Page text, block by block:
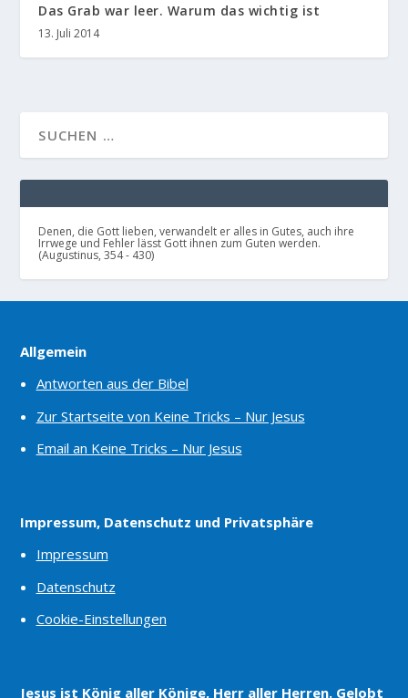
Das Grab war leer. Warum das wichtig ist
13. Juli 2014
Denen, die Gott lieben, verwandelt er alles in Gutes, auch ihre
Irrwege und Fehler lässt Gott ihnen zum Guten werden.
(Augustinus, 354 - 430)
Allgemein
Antworten aus der Bibel
Zur Startseite von Keine Tricks – Nur Jesus
Email an Keine Tricks – Nur Jesus
Impressum, Datenschutz und Privatsphäre
Impressum
Datenschutz
Cookie-Einstellungen
Jesus ist König aller Könige, Herr aller Herren. Gelobt